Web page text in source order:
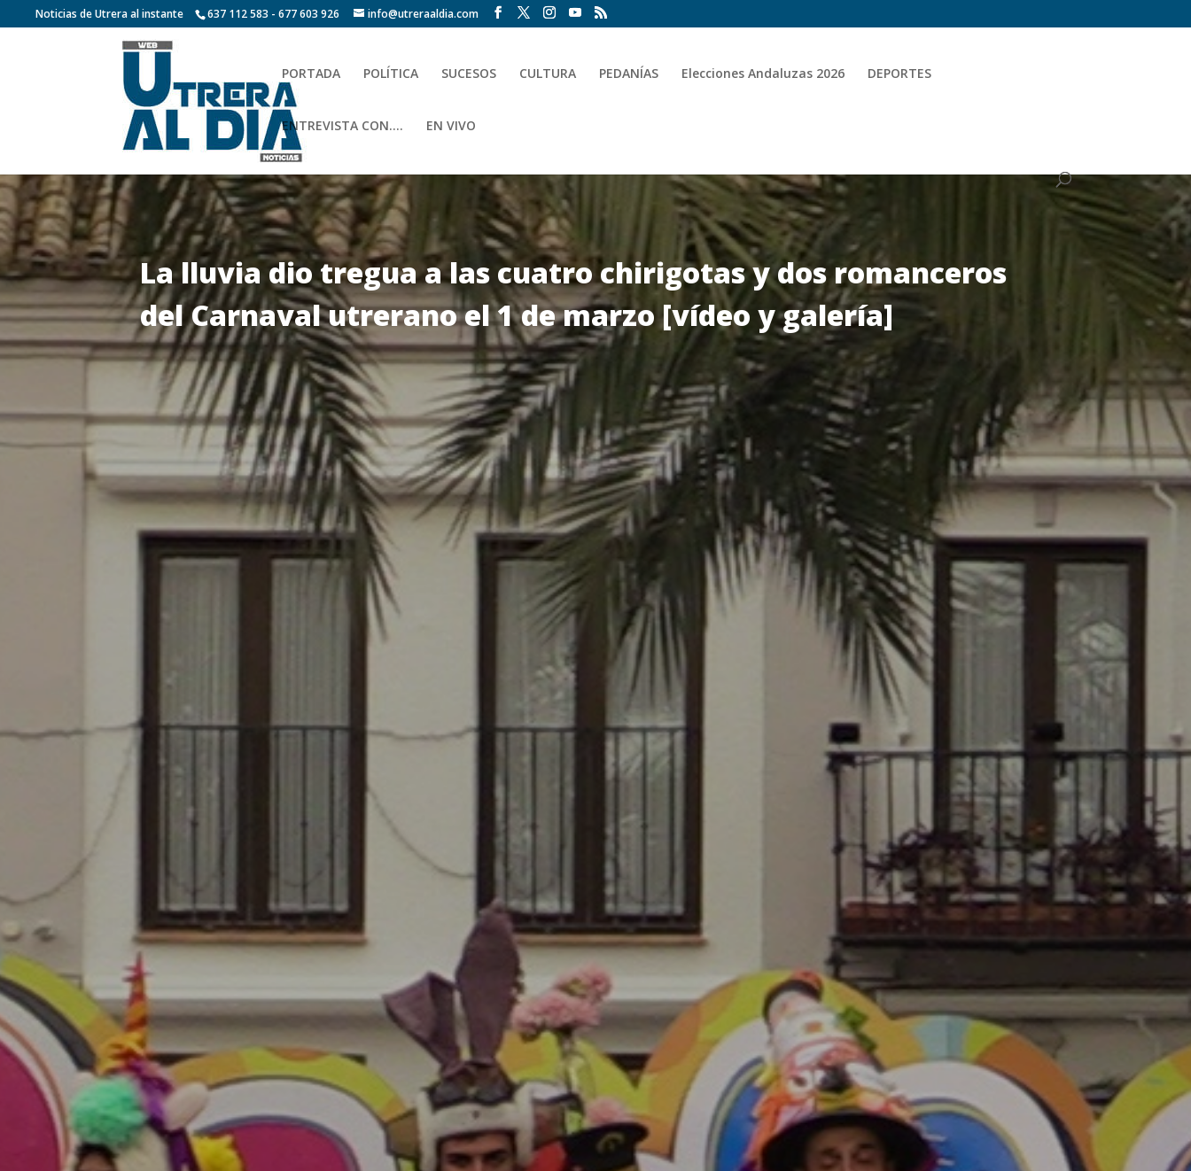
Noticias de Utrera al instante 637 112 583 - 677 603 926 info@utreraaldia.com
PORTADA POLÍTICA SUCESOS CULTURA PEDANÍAS Elecciones Andaluzas 2026 DEPORTES
ENTREVISTA CON…. EN VIVO
La lluvia dio tregua a las cuatro chirigotas y dos romanceros
del Carnaval utrerano el 1 de marzo [vídeo y galería]